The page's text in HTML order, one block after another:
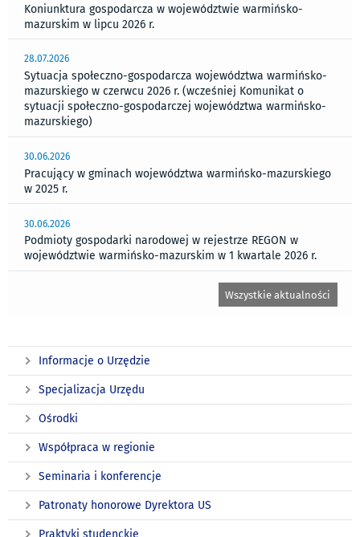
Koniunktura gospodarcza w województwie warmińsko-
mazurskim w lipcu 2026 r.
28.07.2026
Sytuacja społeczno-gospodarcza województwa warmińsko-
mazurskiego w czerwcu 2026 r. (wcześniej Komunikat o
sytuacji społeczno-gospodarczej województwa warmińsko-
mazurskiego)
30.06.2026
Pracujący w gminach województwa warmińsko-mazurskiego
w 2025 r.
30.06.2026
Podmioty gospodarki narodowej w rejestrze REGON w
województwie warmińsko-mazurskim w 1 kwartale 2026 r.
Wszystkie aktualności
Informacje o Urzędzie
Specjalizacja Urzędu
Ośrodki
Współpraca w regionie
Seminaria i konferencje
Patronaty honorowe Dyrektora US